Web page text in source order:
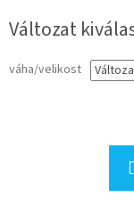
Változat
váha/velikost